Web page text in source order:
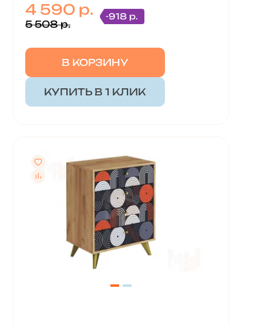
4 590 р.
5 508 р.
-918 р.
В КОРЗИНУ
КУПИТЬ В 1 КЛИК